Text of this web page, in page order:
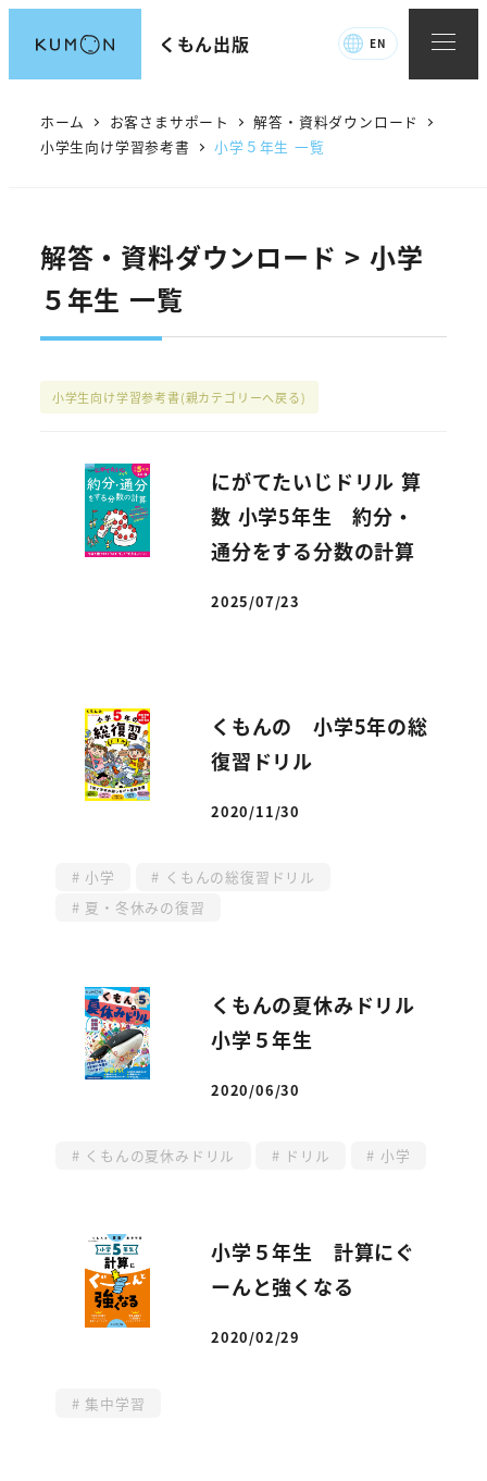
ン
くもん出版 EN
ホーム お客さまサポート
解答・資料ダウンロード
小学生向け学習参考書
小学５年生 一覧
解答・資料ダウンロード > 小学
５年生 一覧
小学生向け学習参考書(親カテゴリーへ戻る)
にがてたいじドリル 算
数 小学5年生 約分・
通分をする分数の計算
投稿日
2025/07/23
くもんの 小学5年の総
復習ドリル
投稿日
2020/11/30
小学
くもんの総復習ドリル
夏・冬休みの復習
くもんの夏休みドリル
小学５年生
投稿日
2020/06/30
くもんの夏休みドリル ドリル 小学
小学５年生 計算にぐ
ーんと強くなる
投稿日
2020/02/29
集中学習